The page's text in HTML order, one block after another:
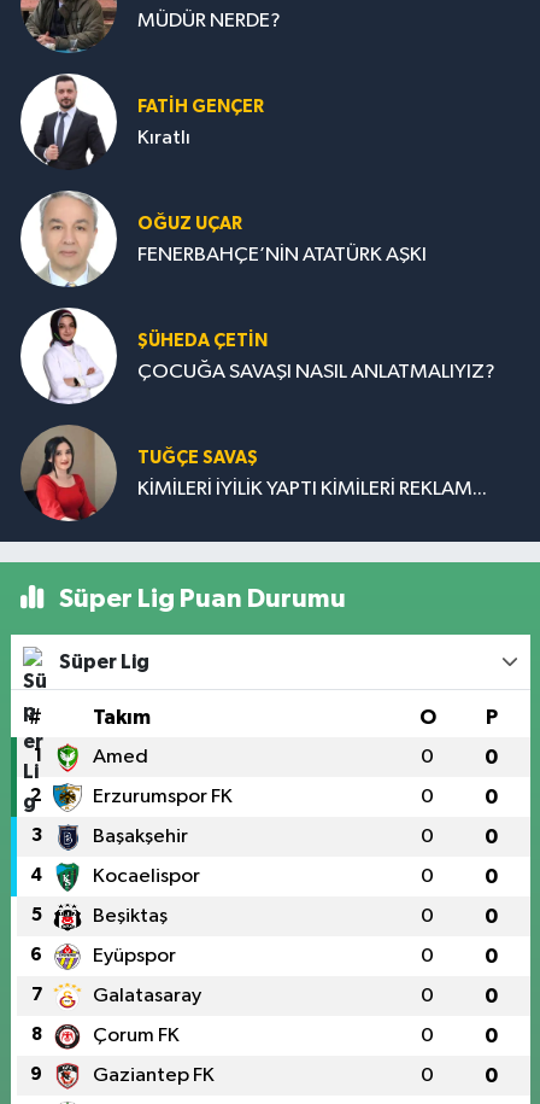
MÜDÜR NERDE?
FATIH GENÇER
Kıratlı
OĞUZ UÇAR
FENERBAHÇE’NİN ATATÜRK AŞKI
ŞÜHEDA ÇETİN
ÇOCUĞA SAVAŞI NASIL ANLATMALIYIZ?
TUĞÇE SAVAŞ
KİMİLERİ İYİLİK YAPTI KİMİLERİ REKLAM...
Süper Lig Puan Durumu
Süper Lig
# Takım O P
1 Amed 0 0
2 Erzurumspor FK 0 0
3 Başakşehir 0 0
4 Kocaelispor 0 0
5 Beşiktaş 0 0
6 Eyüpspor 0 0
7 Galatasaray 0 0
8 Çorum FK 0 0
9 Gaziantep FK 0 0